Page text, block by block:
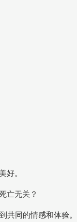
好。
亡无关？
同的情感和体验